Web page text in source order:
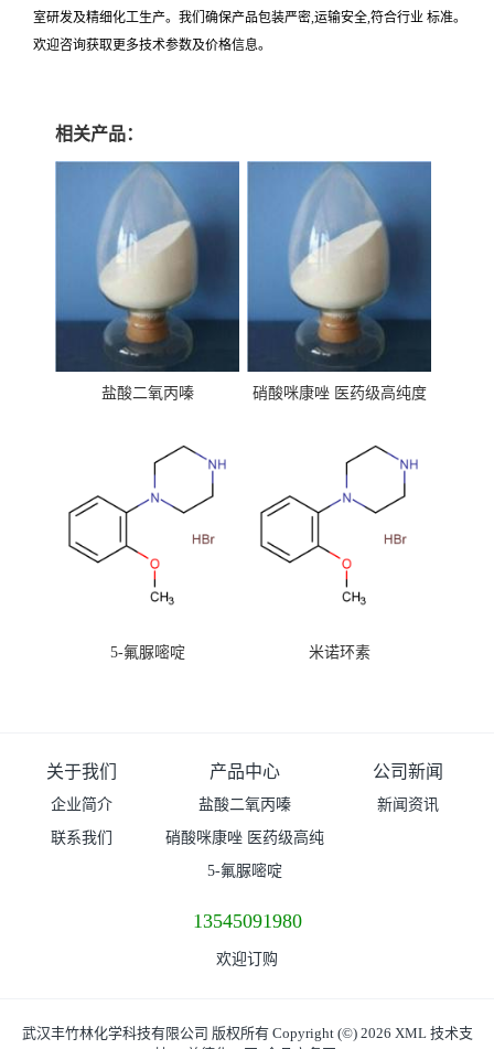
室研发及精细化工生产。我们确保产品包装严密,运输安全,符合行业 标准。
欢迎咨询获取更多技术参数及价格信息。
相关产品：
盐酸二氧丙嗪
硝酸咪康唑 医药级高纯度
5-氟脲嘧啶 米诺环素
关于我们
企业简介
联系我们
产品中心
盐酸二氧丙嗪
硝酸咪康唑 医药级高纯
度99%原粉
5-氟脲嘧啶
公司新闻
新闻资讯
13545091980
欢迎订购
武汉丰竹林化学科技有限公司 版权所有 Copyright (©) 2026 XML技术支